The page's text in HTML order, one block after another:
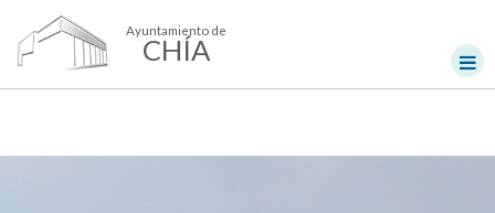
Ayuntamiento de
CHÍA